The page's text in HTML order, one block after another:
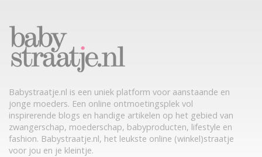
Babystraatje.nl is een uniek platform voor aanstaande en
jonge moeders. Een online ontmoetingsplek vol
inspirerende blogs en handige artikelen op het gebied van
zwangerschap, moederschap, babyproducten, lifestyle en
fashion. Babystraatje.nl, het leukste online (winkel)straatje
voor jou en je kleintje.